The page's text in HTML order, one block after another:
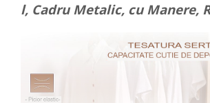
l, Cadru Metalic, cu Manere,